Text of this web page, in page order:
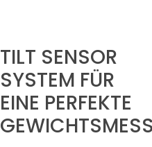
TILT SENSOR
SYSTEM FÜR
EINE PERFEKTE